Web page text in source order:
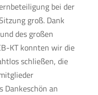
bei der
groß. Dank
des großen
KT konnten wir die
schließen, die
Dankeschön an